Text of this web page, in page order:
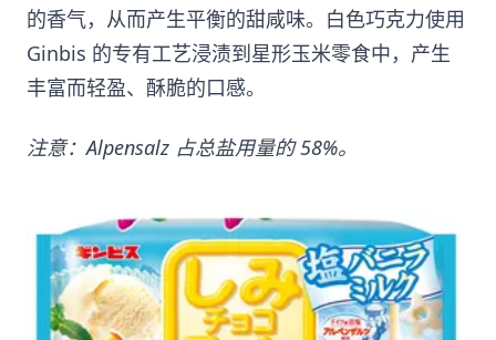
的香气，从而产生平衡的甜咸味。白色巧克力使用
Ginbis 的专有工艺浸渍到星形玉米零食中，产生
丰富而轻盈、酥脆的口感。
注意：Alpensalz 占总盐用量的 58%。